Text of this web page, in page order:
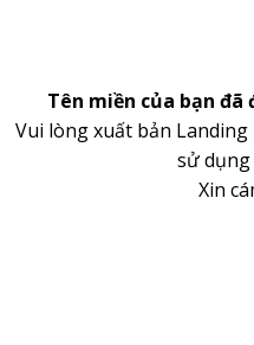
Tên miền của bạn
Vui lòng xuất bản
sử dụng
Xin